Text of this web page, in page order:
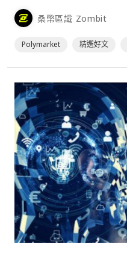
桑幣區識 Zombit
Polymarket 精選好文